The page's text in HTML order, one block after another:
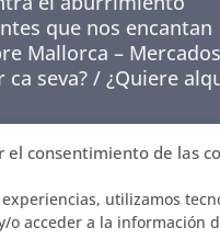
el consentimiento de las
utilizamos
o acceder a la información
que nos encantan
Mallorca –
ca seva? / ¿Quiere